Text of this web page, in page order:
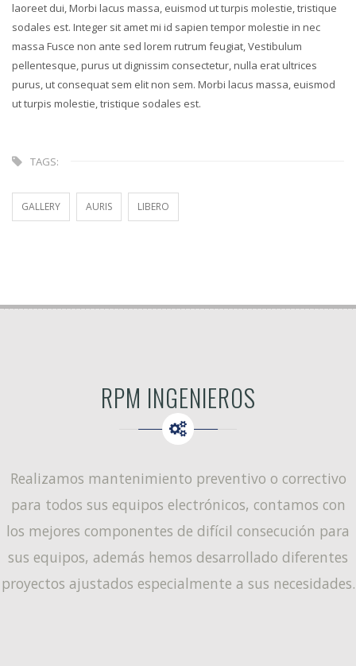
laoreet dui, Morbi lacus massa, euismod ut turpis molestie, tristique
sodales est. Integer sit amet mi id sapien tempor molestie in nec
massa Fusce non ante sed lorem rutrum feugiat, Vestibulum
pellentesque, purus ut dignissim consectetur, nulla erat ultrices
purus, ut consequat sem elit non sem. Morbi lacus massa, euismod
ut turpis molestie, tristique sodales est.
TAGS:
GALLERY AURIS LIBERO
RPM INGENIEROS
Realizamos mantenimiento preventivo o correctivo
para todos sus equipos electrónicos, contamos con
los mejores componentes de difícil consecución para
sus equipos, además hemos desarrollado diferentes
proyectos ajustados especialmente a sus necesidades.